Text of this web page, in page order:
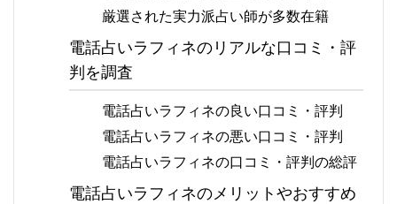
厳選された実力派占い師が多数在籍
電話占いラフィネのリアルな口コミ・評
判を調査
電話占いラフィネの良い口コミ・評判
電話占いラフィネの悪い口コミ・評判
電話占いラフィネの口コミ・評判の総評
電話占いラフィネのメリットやおすすめ